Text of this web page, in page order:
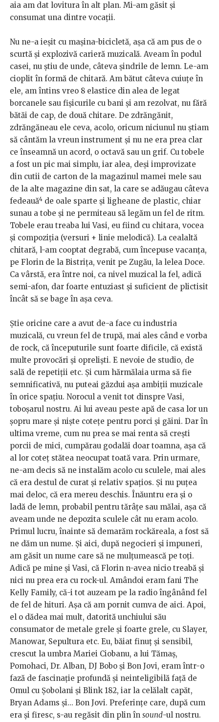
aia am dat lovitura în alt plan. Mi-am găsit și
consumat una dintre vocații.
Nu ne-a ieșit cu mașina-bicicletă, așa că am pus de o
scurtă și explozivă carieră muzicală. Aveam în podul
casei, nu știu de unde, câteva șindrile de lemn. Le-am
cioplit în formă de chitară. Am bătut câteva cuiuțe în
ele, am întins vreo 8 elastice din alea de legat
borcanele sau fișicurile cu bani și am rezolvat, nu fără
bătăi de cap, de două chitare. De zdrăngănit,
zdrăngăneau ele ceva, acolo, oricum niciunul nu știam
să cântăm la vreun instrument și nu ne era prea clar
ce înseamnă un acord, o octavă sau un grif. Cu tobele
a fost un pic mai simplu, iar alea, deși improvizate
din cutii de carton de la magazinul mamei mele sau
de la alte magazine din sat, la care se adăugau câteva
fedeauă4 de oale sparte și ligheane de plastic, chiar
sunau a tobe și ne permiteau să legăm un fel de ritm.
Tobele erau treaba lui Vasi, eu fiind cu chitara, vocea
și compoziția (versuri + linie melodică). La cealaltă
chitară, l-am cooptat degrabă, cum începuse vacanța,
pe Florin de la Bistrița, venit pe Zugău, la lelea Doce.
Ca vârstă, era între noi, ca nivel muzical la fel, adică
semi-afon, dar foarte entuziast și suficient de plictisit
încât să se bage în așa ceva.
Știe oricine care a avut de-a face cu industria
muzicală, cu vreun fel de trupă, mai ales când e vorba
de rock, că începuturile sunt foarte dificile, că există
multe provocări și opreliști. E nevoie de studio, de
sală de repetiții etc. Și cum hărmălaia urma să fie
semnificativă, nu puteai găzdui așa ambiții muzicale
în orice spațiu. Norocul a venit tot dinspre Vasi,
toboșarul nostru. Ai lui aveau peste apă de casa lor un
șopru mare și niște cotețe pentru porci și găini. Dar în
ultima vreme, cum nu prea se mai renta să crești
porcii de mici, cumpărau godalăi doar toamna, așa că
al lor coteț stătea neocupat toată vara. Prin urmare,
ne-am decis să ne instalăm acolo cu sculele, mai ales
că era destul de curat și relativ spațios. Și nu puțea
mai deloc, că era mereu deschis. Înăuntru era și o
ladă de lemn, probabil pentru tărâțe sau mălai, așa că
aveam unde ne depozita sculele cât nu eram acolo.
Primul lucru, înainte să demarăm rockăreala, a fost să
ne dăm un nume. Și aici, după negocieri și impuneri,
am găsit un nume care să ne mulțumească pe toți.
Adică pe mine și Vasi, că Florin n-avea nicio treabă și
nici nu prea era cu rock-ul. Amândoi eram fani The
Kelly Family, că-i tot auzeam pe la radio îngânând fel
de fel de hituri. Așa că am pornit cumva de aici. Apoi,
el o dădea mai mult, datorită unchiului său
consumator de metale grele și foarte grele, cu Slayer,
Manowar, Sepultura etc. Eu, băiat finuț și sensibil,
crescut la umbra Mariei Ciobanu, a lui Tămaș,
Pomohaci, Dr. Alban, DJ Bobo și Bon Jovi, eram într-o
fază de fascinație profundă și neinteligibilă față de
Omul cu Șobolani și Blink 182, iar la celălalt capăt,
Bryan Adams și... Bon Jovi. Preferințe care, după cum
era și firesc, s-au regăsit din plin în sound-ul nostru.